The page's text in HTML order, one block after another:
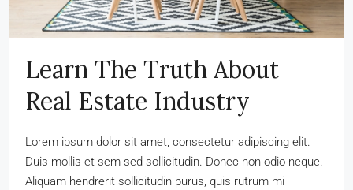
Learn The Truth About
Real Estate Industry
Lorem ipsum dolor sit amet, consectetur adipiscing elit.
Duis mollis et sem sed sollicitudin. Donec non odio neque.
Aliquam hendrerit sollicitudin purus, quis rutrum mi